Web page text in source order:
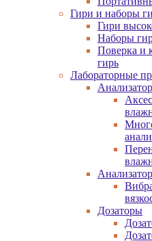
Гири и наборы
Гири
Наборы
Поверка и
гирь
Лабораторные
Дозаторы